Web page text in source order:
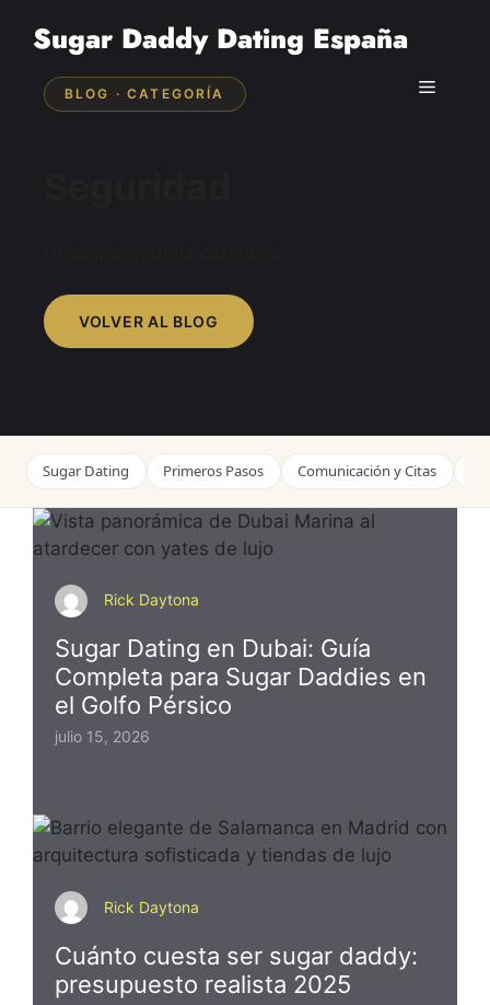
Sugar Daddy Dating España
Menú
BLOG · CATEGORÍA
VOLVER AL BLOG
Sugar Dating Primeros Pasos Comunicación y Citas
Rick Daytona
Sugar Dating en Dubai: Guía
Completa para Sugar Daddies en
el Golfo Pérsico
julio 15, 2026
Rick Daytona
Cuánto cuesta ser sugar daddy:
presupuesto realista 2025